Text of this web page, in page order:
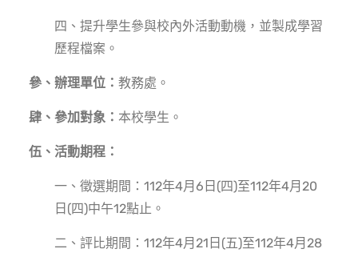
四、提升學生參與校內外活動動機，並製成學習
歷程檔案。
參、辦理單位： 教務處。
肆、參加對象： 本校學生。
伍、活動期程：
一、徵選期間：112年4月6日(四)至112年4月20
日(四)中午12點止。
二、評比期間：112年4月21日(五)至112年4月28